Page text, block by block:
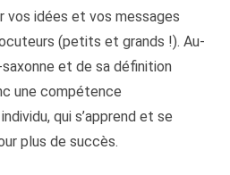
vos idées et vos messages
(petits et grands !). Au-
et de sa définition
une compétence
qui s’apprend et se
plus de succès.